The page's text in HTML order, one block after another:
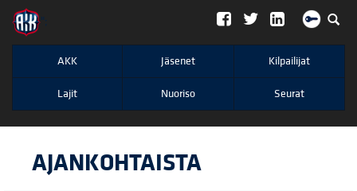
";
AKK Jäsenet Kilpailijat
Lajit Nuoriso Seurat
AJANKOHTAISTA